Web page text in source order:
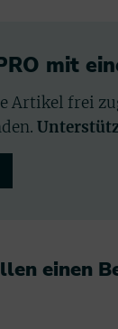
mit
Artikel frei
einen